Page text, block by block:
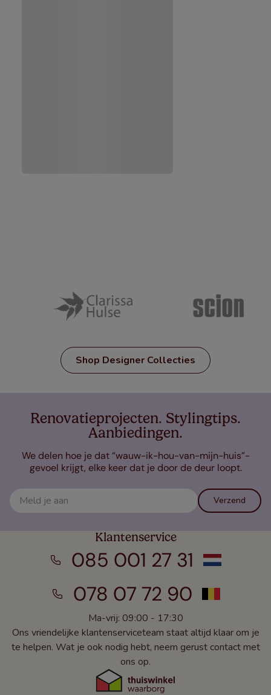
Shop Designer Collecties
Renovatieprojecten. Stylingtips.
Aanbiedingen.
We delen hoe je dat “wauw-ik-hou-van-mijn-huis”-
gevoel krijgt, elke keer dat je door de deur loopt.
Verzend
Klantenservice
085 001 27 31
078 07 72 90
Ma-vrij: 09:00 - 17:30
Ons vriendelijke klantenserviceteam staat altijd klaar om je
te helpen. Wat je ook nodig hebt, neem gerust contact met
ons op.